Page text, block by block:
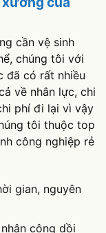
cần vệ sinh
chúng tôi với
đã có rất nhiều
về nhân lực, chi
phí đi lại vì vậy
tôi thuộc top
công nghiệp rẻ
gian, nguyên
công dồi